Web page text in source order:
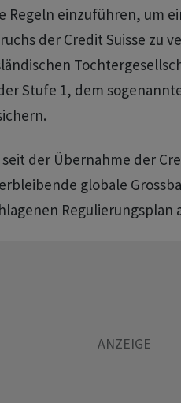
Regeln einzuführen, um
der Credit Suisse zu
Stufe 1, dem
der Übernahme der
globale
Regulierungsplan